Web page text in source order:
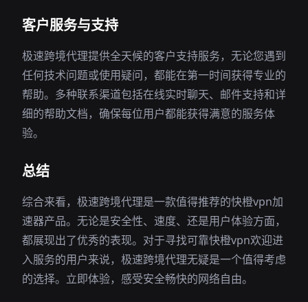
客户服务与支持
极速跨境代理提供全天候的客户支持服务，无论您遇到
任何技术问题或使用疑问，都能在第一时间获得专业的
帮助。多种联系渠道包括在线实时聊天、邮件支持和详
细的帮助文档，确保每位用户都能获得满意的服务体
验。
总结
综合来看，极速跨境代理是一款值得推荐的快橙vpn加
速器产品。无论是安全性、速度、还是用户体验方面，
都展现出了优秀的表现。对于寻找可靠快橙vpn欢迎进
入服务的用户来说，极速跨境代理无疑是一个值得考虑
的选择。立即体验，感受安全畅快的网络自由。